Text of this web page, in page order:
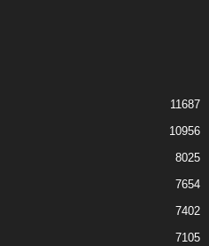
11687
10956
8025
7654
7402
7105